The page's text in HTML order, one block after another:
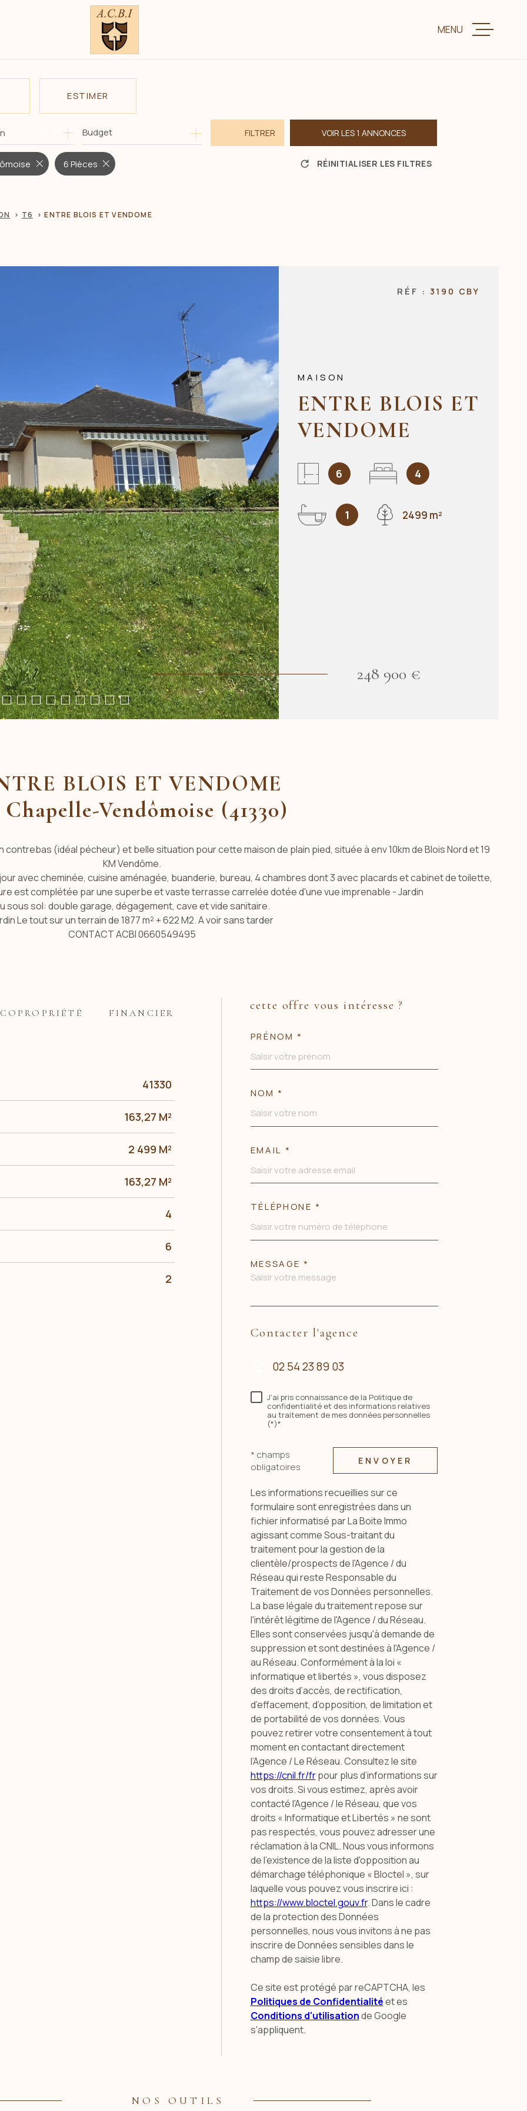
MENU
ESTIMER
Budget FILTRER VOIR LES1 ANNONCES
6 Pièces RÉINITIALISER LES FILTRES
T6 ENTRE BLOIS ET VENDOME
RÉF : 3190 CBY
MAISON
ENTRE BLOIS ET
VENDOME
6 4
1 2499 m²
248 900 €
BLOIS ET VENDOME
Vendômoise (41330)
(idéal pécheur) et belle situation pour cette maison de plain pied, située à env 10km de Blois Nord et 19
KM Vendôme.
avec cheminée, cuisine aménagée, buanderie, bureau, 4 chambres dont 3 avec placards et cabinet de toilette,
est complétée par une superbe et vaste terrasse carrelée dotée d'une vue imprenable - Jardin
sous sol: double garage, dégagement, cave et vide sanitaire.
Le tout sur un terrain de 1877 m² + 622 M2. A voir sans tarder
CONTACT ACBI 0660549495
COPROPRIÉTÉ FINANCIER
41330
163,27 M²
2 499 M²
163,27 M²
4
6
2
cette offre vous intéresse ?
PRÉNOM *
NOM *
EMAIL *
TÉLÉPHONE *
MESSAGE *
Contacter l'agence
02 54 23 89 03
J'ai pris connaissance de la Politique de
confidentialité et des informations relatives
au traitement de mes données personnelles
(*)*
* champs
obligatoires
ENVOYER
Les informations recueillies sur ce
formulaire sont enregistrées dans un
fichier informatisé par La Boite Immo
agissant comme Sous-traitant du
traitement pour la gestion de la
clientèle/prospects de l'Agence / du
Réseau qui reste Responsable du
Traitement de vos Données personnelles.
La base légale du traitement repose sur
l'intérêt légitime de l'Agence / du Réseau.
Elles sont conservées jusqu'à demande de
suppression et sont destinées à l'Agence /
au Réseau. Conformément à la loi «
informatique et libertés », vous disposez
des droits d’accès, de rectification,
d’effacement, d’opposition, de limitation et
de portabilité de vos données. Vous
pouvez retirer votre consentement à tout
moment en contactant directement
l’Agence / Le Réseau. Consultez le site
https://cnil.fr/frpour plus d’informations sur
vos droits. Si vous estimez, après avoir
contacté l'Agence / le Réseau, que vos
droits « Informatique et Libertés » ne sont
pas respectés, vous pouvez adresser une
réclamation à la CNIL. Nous vous informons
de l’existence de la liste d'opposition au
démarchage téléphonique « Bloctel », sur
laquelle vous pouvez vous inscrire ici :
https://www.bloctel.gouv.fr. Dans le cadre
de la protection des Données
personnelles, nous vous invitons à ne pas
inscrire de Données sensibles dans le
champ de saisie libre.
Ce site est protégé par reCAPTCHA, les
Politiques de Confidentialitéet es
Conditions d'utilisationde Google
s'appliquent.
NOS OUTILS